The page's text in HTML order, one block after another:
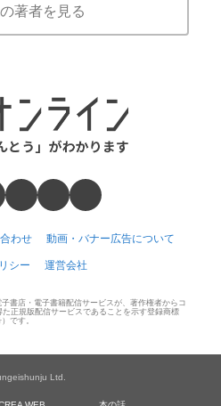
著者を見る
わせ 動画・バナー広告について
シー 運営会社
書店・電子書籍配信サービスが、著作権者からコ
た正規版配信サービスであることを示す登録商標
です。
Ltd.